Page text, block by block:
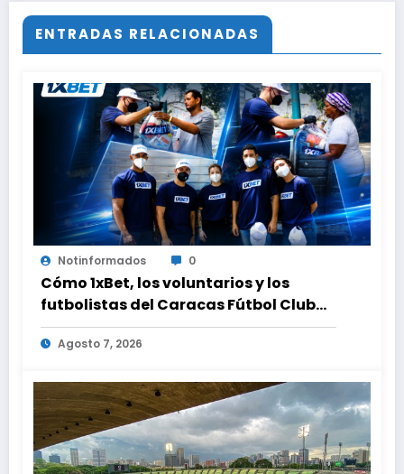
ENTRADAS RELACIONADAS
Notinformados 0
Cómo 1xBet, los voluntarios y los
futbolistas del Caracas Fútbol Club
juntaron fuerzas para ayudar a las
familias de Venezuela
Agosto 7, 2026